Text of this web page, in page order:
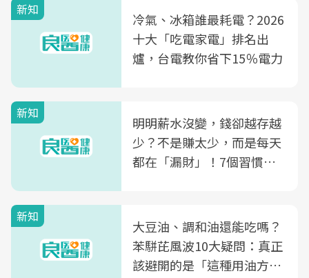
新知
冷氣、冰箱誰最耗電？2026
十大「吃電家電」排名出
爐，台電教你省下15％電力
新知
明明薪水沒變，錢卻越存越
少？不是賺太少，而是每天
都在「漏財」！7個習慣一
新知
大豆油、調和油還能吃嗎？
苯駢芘風波10大疑問：真正
該避開的是「這種用油方